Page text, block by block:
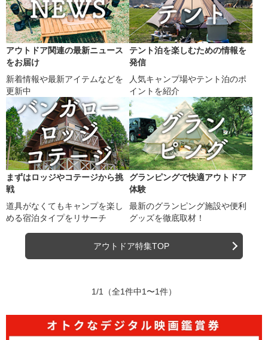
アウトドア関連の最新ニュース
をお届け
新着情報や最新アイテムなどを
更新中
テント泊を楽しむための情報を
発信
人気キャンプ場やテント泊のポ
イントを紹介
まずはロッジやコテージから挑
戦
道具がなくてもキャンプを楽し
める宿泊タイプをリサーチ
グランピングで快適アウトドア
体験
最新のグランピング施設や便利
グッズを徹底取材！
アウトドア特集TOP
1/1 （全1件中1〜1件）